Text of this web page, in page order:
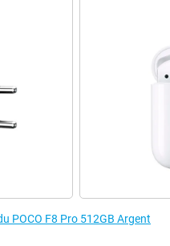
POCO F8 Pro 512GB Argent